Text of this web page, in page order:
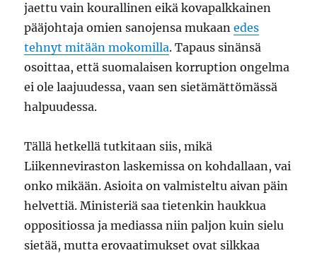
jaettu vain kourallinen eikä kovapalkkainen
pääjohtaja omien sanojensa mukaanedes
tehnyt mitään mokomilla. Tapaus sinänsä
osoittaa, että suomalaisen korruption ongelma
ei ole laajuudessa, vaan sen sietämättömässä
halpuudessa.
Tällä hetkellä tutkitaan siis, mikä
Liikenneviraston laskemissa on kohdallaan, vai
onko mikään. Asioita on valmisteltu aivan päin
helvettiä. Ministeriä saa tietenkin haukkua
oppositiossa ja mediassa niin paljon kuin sielu
sietää, mutta erovaatimukset ovat silkkaa